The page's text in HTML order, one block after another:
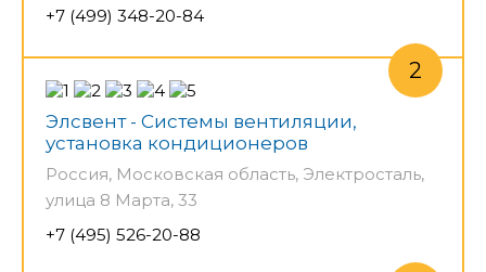
+7 (499) 348-20-84
Элсвент - Системы вентиляции,
установка кондиционеров
Россия, Московская область, Электросталь,
улица 8 Марта, 33
+7 (495) 526-20-88